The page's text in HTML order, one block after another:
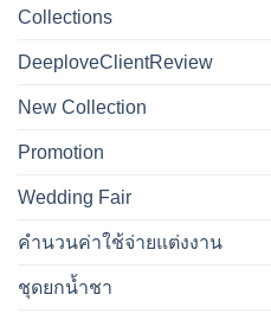
Collections
DeeploveClientReview
New Collection
Promotion
Wedding Fair
คำนวนค่าใช้จ่ายแต่งงาน
ชุดยกน้ำชา